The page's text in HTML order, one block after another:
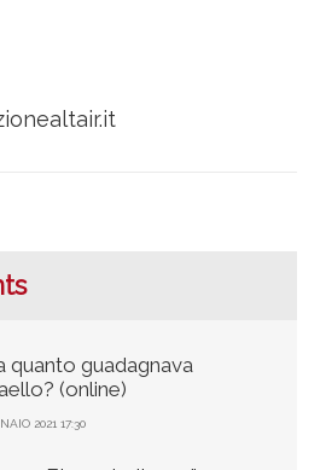
quanto guadagnava
(online)
2021 17:30